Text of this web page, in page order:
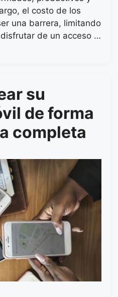
el costo de los
una barrera, limitando
de un acceso …
su
de forma
completa